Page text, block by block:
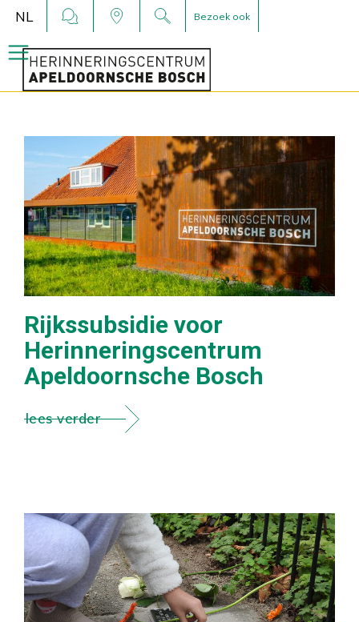
NL Bezoek ook
Rijkssubsidie voor
Herinneringscentrum
Apeldoornsche Bosch
lees verder